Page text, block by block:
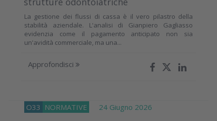
La gestione dei flussi di cassa è il vero pilastro della
stabilità aziendale. L'analisi di Gianpiero Gagliasso
evidenzia come il pagamento anticipato non sia
un'avidità commerciale, ma una...
Approfondisci
O33 NORMATIVE 24 Giugno 2026